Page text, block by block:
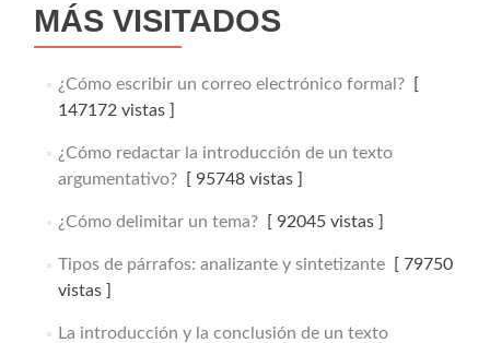
MÁS VISITADOS
¿Cómo escribir un correo electrónico formal?[
147172 vistas ]
¿Cómo redactar la introducción de un texto
argumentativo?[ 95748 vistas ]
¿Cómo delimitar un tema?[ 92045 vistas ]
Tipos de párrafos: analizante y sintetizante[ 79750
vistas ]
La introducción y la conclusión de un texto